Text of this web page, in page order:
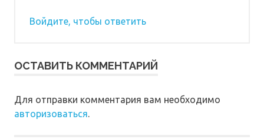
Войдите, чтобы ответить
ОСТАВИТЬ КОММЕНТАРИЙ
Для отправки комментария вам необходимо
авторизоваться.